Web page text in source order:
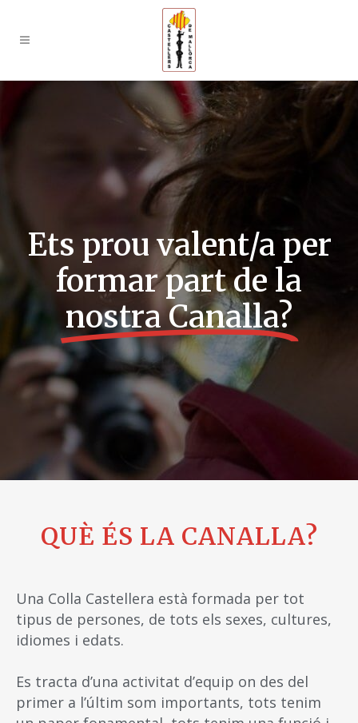
Ets prou valent/a per
formar part de la
nostra Canalla?​
QUÈ ÉS LA CANALLA?
Una Colla Castellera està formada per tot
tipus de persones, de tots els sexes, cultures,
idiomes i edats.
Es tracta d’una activitat d’equip on des del
primer a l’últim som importants, tots tenim